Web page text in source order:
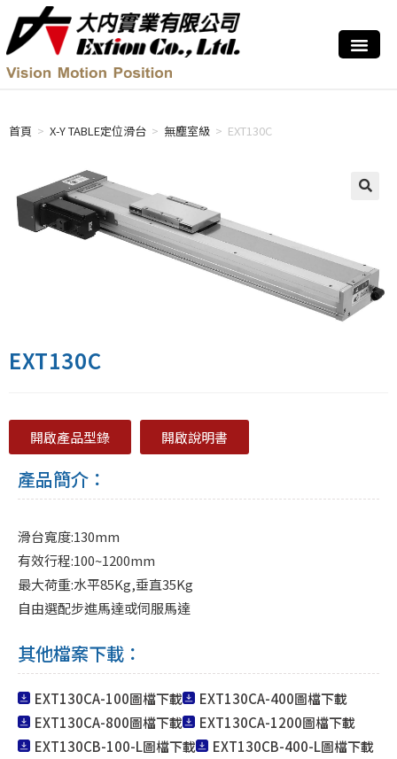
首頁 > X-Y TABLE定位滑台 > 無塵室級 > EXT130C
EXT130C
開啟產品型錄 開啟說明書
產品簡介：
滑台寬度:130mm
有效行程:100~1200mm
最大荷重:水平85Kg,垂直35Kg
自由選配步進馬達或伺服馬達
其他檔案下載：
EXT130CA-100圖檔下載
EXT130CA-400圖檔下載
EXT130CA-800圖檔下載
EXT130CA-1200圖檔下載
EXT130CB-100-L圖檔下載
EXT130CB-400-L圖檔下載